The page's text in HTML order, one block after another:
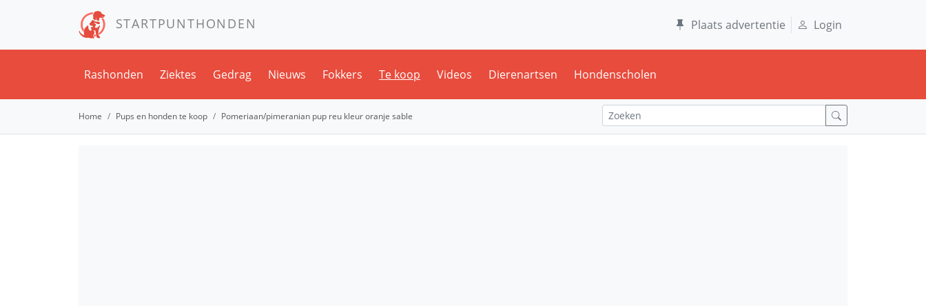
STARTPUNTHONDEN Plaats advertentie Login
Rashonden Ziektes Gedrag Nieuws Fokkers Te koop Videos Dierenartsen Hondenscholen
Home Pups en honden te koop Pomeriaan/pimeranian pup reu kleur oranje sable